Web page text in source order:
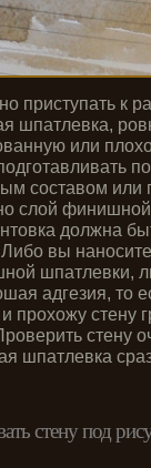
приступать к
шпатлевка,
или
составом
слой
должна
вы
шпатлевки,
адгезия, то
прохожу стену
стену
шпатлевка
стену под